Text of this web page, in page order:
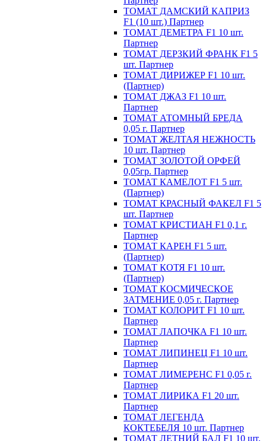
ТОМАТ ДАМСКИЙ КАПРИЗ
F1 (10 шт.) Партнер
ТОМАТ ДЕМЕТРА F1 10 шт.
Партнер
ТОМАТ ДЕРЗКИЙ ФРАНК F1 5
шт. Партнер
ТОМАТ ДИРИЖЕР F1 10 шт.
(Партнер)
ТОМАТ ДЖАЗ F1 10 шт.
Партнер
ТОМАТ АТОМНЫЙ БРЕДА
0,05 г. Партнер
ТОМАТ ЖЕЛТАЯ НЕЖНОСТЬ
10 шт. Партнер
ТОМАТ ЗОЛОТОЙ ОРФЕЙ
0,05гр. Партнер
ТОМАТ КАМЕЛОТ F1 5 шт.
(Партнер)
ТОМАТ КРАСНЫЙ ФАКЕЛ F1 5
шт. Партнер
ТОМАТ КРИСТИАН F1 0,1 г.
Партнер
ТОМАТ КАРЕН F1 5 шт.
(Партнер)
ТОМАТ КОТЯ F1 10 шт.
(Партнер)
ТОМАТ КОСМИЧЕСКОЕ
ЗАТМЕНИЕ 0,05 г. Партнер
ТОМАТ КОЛОРИТ F1 10 шт.
Партнер
ТОМАТ ЛАПОЧКА F1 10 шт.
Партнер
ТОМАТ ЛИПИНЕЦ F1 10 шт.
Партнер
ТОМАТ ЛИМЕРЕНС F1 0,05 г.
Партнер
ТОМАТ ЛИРИКА F1 20 шт.
Партнер
ТОМАТ ЛЕГЕНДА
КОКТЕБЕЛЯ 10 шт. Партнер
ТОМАТ ЛЕТНИЙ БАЛ F1 10 шт.